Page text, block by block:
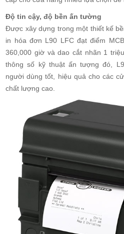
Độ tin cậy, độ bền ấn tường
Được xây dựng trong một thiết kế
in hóa đơn L90 LFC đạt điểm
360,000 giờ và dao cắt nhãn 1
thông số kỹ thuật ấn tượng đó,
người dùng tốt, hiệu quả cho các
chất lượng cao.